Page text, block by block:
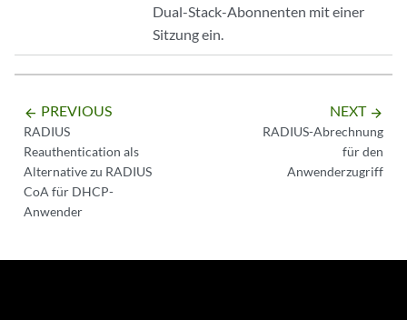
Dual-Stack-Abonnenten mit einer
Sitzung ein.
arrow_backward PREVIOUS
RADIUS
Reauthentication als
Alternative zu RADIUS
CoA für DHCP-
Anwender
NEXT arrow_forward
RADIUS-Abrechnung
für den
Anwenderzugriff